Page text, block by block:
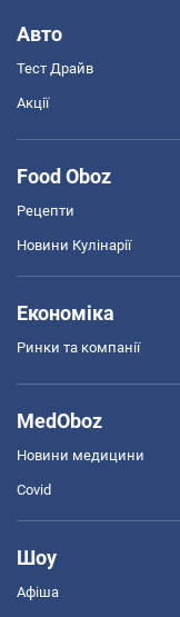
Авто
Тест Драйв
Акції
Food Oboz
Рецепти
Новини Кулінарії
Економіка
Ринки та компанії
MedOboz
Новини медицини
Covid
Шоу
Афіша